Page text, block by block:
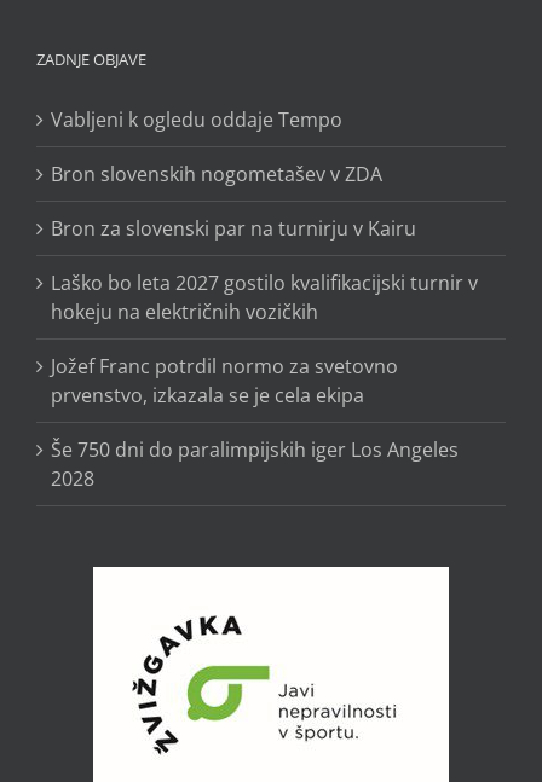
ZADNJE OBJAVE
Vabljeni k ogledu oddaje Tempo
Bron slovenskih nogometašev v ZDA
Bron za slovenski par na turnirju v Kairu
Laško bo leta 2027 gostilo kvalifikacijski turnir v
hokeju na električnih vozičkih
Jožef Franc potrdil normo za svetovno
prvenstvo, izkazala se je cela ekipa
Še 750 dni do paralimpijskih iger Los Angeles
2028